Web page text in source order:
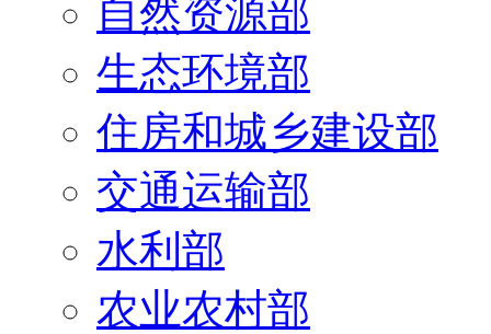
自然资源部
生态环境部
住房和城乡建设部
交通运输部
水利部
农业农村部